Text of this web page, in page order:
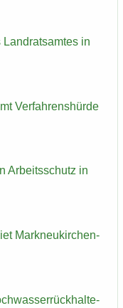
in
Ver­fah­rens­hür­de
Ar­beits­schutz in
Markneukirchen-​